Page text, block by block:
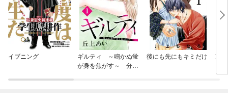
イブニング
ギルティ ～鳴かぬ蛍
が身を焦がす～ 分冊
後にも先にもキミだけ 東